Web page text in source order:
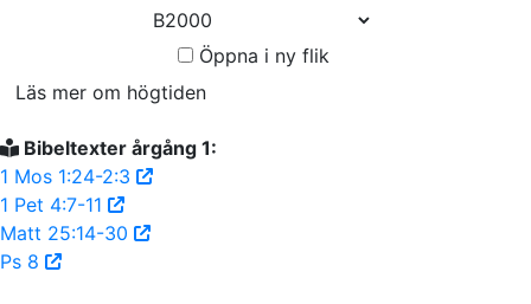
Öppna i ny flik
Läs mer om högtiden
Bibeltexter årgång 1:
1 Mos 1:24-2:3
1 Pet 4:7-11
Matt 25:14-30
Ps 8